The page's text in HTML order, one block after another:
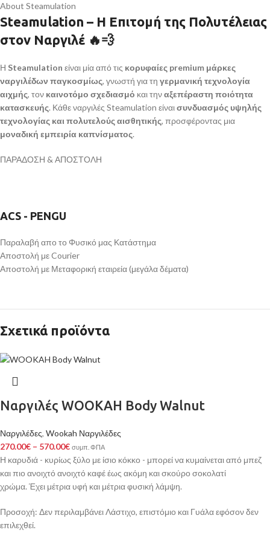
About Steamulation
Steamulation – Η Επιτομή της Πολυτέλειας
στον Ναργιλέ 🔥💨
Η Steamulation είναι μία από τις κορυφαίες premium μάρκες
ναργιλέδων παγκοσμίως, γνωστή για τη γερμανική τεχνολογία
αιχμής, τον καινοτόμο σχεδιασμό και τηναξεπέραστη ποιότητα
κατασκευής. Κάθε ναργιλές Steamulation είναισυνδυασμός υψηλής
τεχνολογίας και πολυτελούς αισθητικής, προσφέροντας μια
μοναδική εμπειρία καπνίσματος.
ΠΑΡΑΔΟΣΗ & ΑΠΟΣΤΟΛΗ
ACS - PENGU
Παραλαβή απο το Φυσικό μας Κατάστημα
Αποστολή με Courier
Αποστολή με Μεταφορική εταιρεία (μεγάλα δέματα)
Σχετικά προϊόντα
Ναργιλές WOOKAH Body Walnut
Ναργιλέδες, Wookah Ναργιλέδες
270.00€ – 570.00€ συμπ. ΦΠΑ
Η καρυδιά - κυρίως ξύλο με ίσιο κόκκο - μπορεί να κυμαίνεται από μπεζ
και πιο ανοιχτό ανοιχτό καφέ έως ακόμη και σκούρο σοκολατί
χρώμα. Έχει μέτρια υφή και μέτρια φυσική λάμψη.
Προσοχή: Δεν περιλαμβάνει Λάστιχο, επιστόμιο και Γυάλα εφόσον δεν
επιλεχθεί.